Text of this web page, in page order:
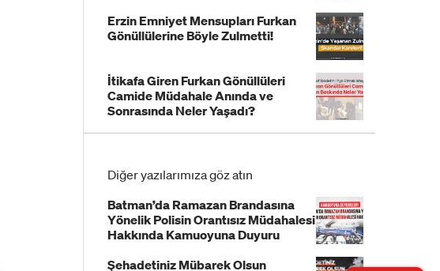
Erzin Emniyet Mensupları Furkan
Gönüllülerine Böyle Zulmetti!
İtikafa Giren Furkan Gönüllüleri
Camide Müdahale Anında ve
Sonrasında Neler Yaşadı?
Diğer yazılarımıza göz atın
Batman’da Ramazan Brandasına
Yönelik Polisin Orantısız Müdahalesi
Hakkında Kamuoyuna Duyuru
Şehadetiniz Mübarek Olsun